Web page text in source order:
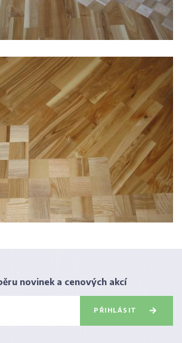
novinek a cenových akcí
PŘIHLÁSIT